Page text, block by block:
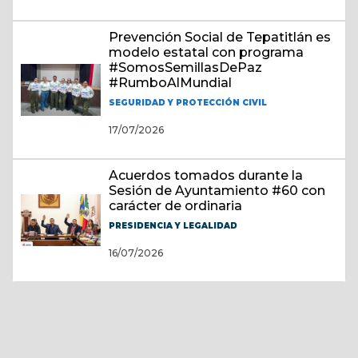
Prevención Social de Tepatitlán es
modelo estatal con programa
#SomosSemillasDePaz
#RumboAlMundial
SEGURIDAD Y PROTECCIÓN CIVIL
17/07/2026
Acuerdos tomados durante la
Sesión de Ayuntamiento #60 con
carácter de ordinaria
PRESIDENCIA Y LEGALIDAD
16/07/2026